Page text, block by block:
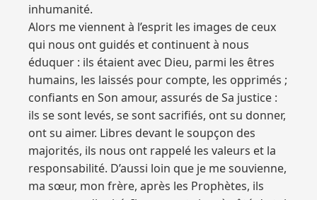
inhumanité.
Alors me viennent à l’esprit les images de ceux
qui nous ont guidés et continuent à nous
éduquer : ils étaient avec Dieu, parmi les êtres
humains, les laissés pour compte, les opprimés ;
confiants en Son amour, assurés de Sa justice :
ils se sont levés, se sont sacrifiés, ont su donner,
ont su aimer. Libres devant le soupçon des
majorités, ils nous ont rappelé les valeurs et la
responsabilité. D’aussi loin que je me souvienne,
ma sœur, mon frère, après les Prophètes, ils